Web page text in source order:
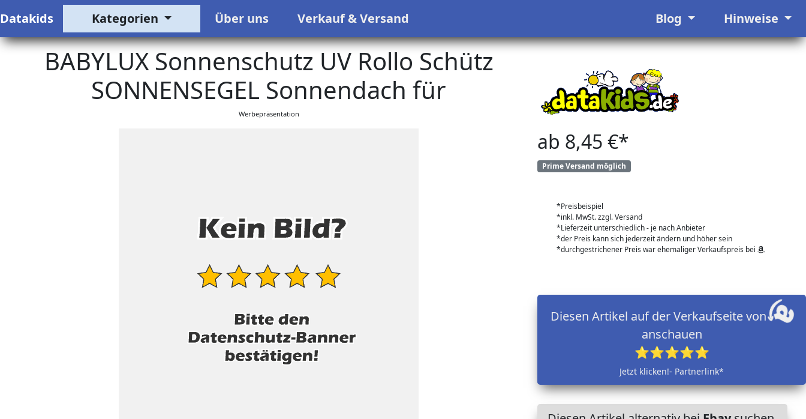
Datakids Kategorien Über uns Verkauf & Versand Blog Hinweise
BABYLUX Sonnenschutz UV Rollo Schütz
SONNENSEGEL Sonnendach für
Werbepräsentation
ab 8,45 €*
Prime Versand möglich
*Preisbeispiel
*inkl. MwSt. zzgl. Versand
*Lieferzeit unterschiedlich - je nach Anbieter
*der Preis kann sich jederzeit ändern und höher sein
*durchgestrichener Preis war ehemaliger Verkaufspreis bei
Diesen Artikel auf der Verkaufseite von
anschauen
⭐⭐⭐⭐⭐
Jetzt klicken!- Partnerlink*